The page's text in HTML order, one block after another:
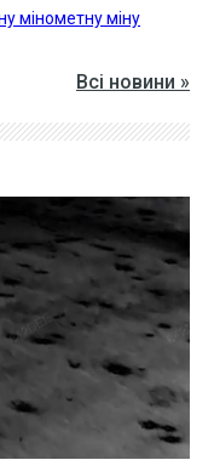
мінометну міну
Всі новини »